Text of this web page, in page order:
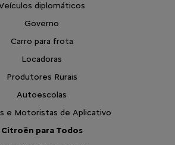
diplomáticos
Governo
Carro para frota
Locadoras
Produtores Rurais
Autoescolas
e Motoristas de Aplicativo
Citroën para Todos